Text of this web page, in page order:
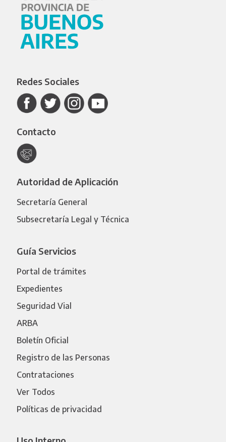
Redes Sociales
Contacto
Autoridad de Aplicación
Secretaría General
Subsecretaría Legal y Técnica
Guía Servicios
Portal de trámites
Expedientes
Seguridad Vial
ARBA
Boletín Oficial
Registro de las Personas
Contrataciones
Ver Todos
Políticas de privacidad